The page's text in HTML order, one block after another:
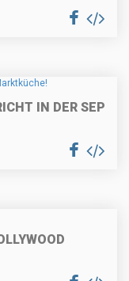
IN DER SEP